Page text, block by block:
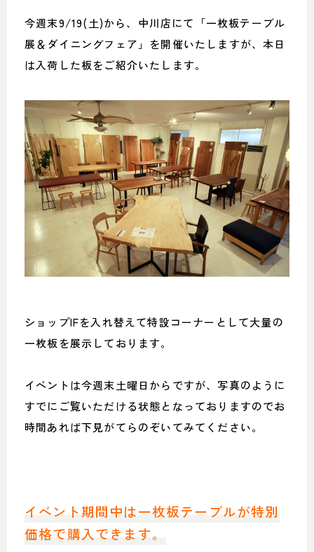
名東店
TRANSACTION
特定商取引法に基づく表記
中川店
住所
〒454-0825 名古屋市中川区好
本町1-107
Google map
営業時間 平日 11：00～18：00
土・日・祝 11：00～19：00
定休日
水曜日（祝日は営業）
052-361-5551
タップで電話をかける
名東店
営業時間
平日 11：00～18：00
土・日・祝 11：00～19：00
定休日
水曜日（祝日は営業）
今週末9/19(土)から、中川店にて「一枚板テーブル
展＆ダイニングフェア」を開催いたしますが、本日
は入荷した板をご紹介いたします。
ショップIFを入れ替えて特設コーナーとして大量の
一枚板を展示しております。
イベントは今週末土曜日からですが、写真のように
すでにご覧いただける状態となっておりますのでお
時間あれば下見がてらのぞいてみてください。
イベント期間中は一枚板テーブルが特別
価格で購入できます。